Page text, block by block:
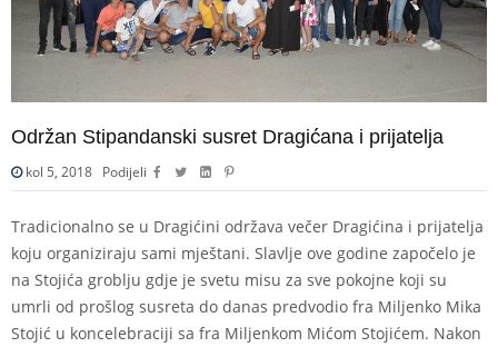
Održan Stipandanski susret Dragićana i prijatelja
kol 5, 2018 Podijeli
Tradicionalno se u Dragićini održava večer Dragićina i prijatelja
koju organiziraju sami mještani. Slavlje ove godine započelo je
na Stojića groblju gdje je svetu misu za sve pokojne koji su
umrli od prošlog susreta do danas predvodio fra Miljenko Mika
Stojić u koncelebraciji sa fra Miljenkom Mićom Stojićem. Nakon